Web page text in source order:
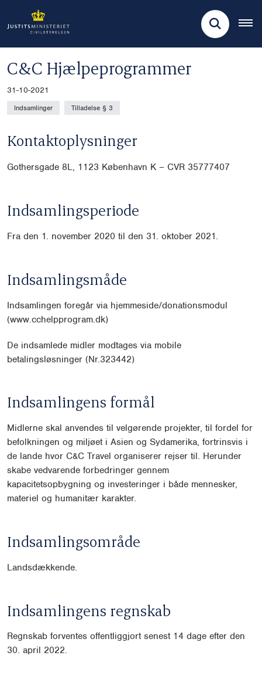
C&C Hjælpeprogrammer
31-10-2021
Indsamlinger Tilladelse § 3
Kontaktoplysninger
Gothersgade 8L, 1123 København K – CVR 35777407
Indsamlingsperiode
Fra den 1. november 2020 til den 31. oktober 2021.
Indsamlingsmåde
Indsamlingen foregår via hjemmeside/donationsmodul
(www.cchelpprogram.dk)
De indsamlede midler modtages via mobile
betalingsløsninger (Nr.323442)
Indsamlingens formål
Midlerne skal anvendes til velgørende projekter, til fordel for
befolkningen og miljøet i Asien og Sydamerika, fortrinsvis i
de lande hvor C&C Travel organiserer rejser til. Herunder
skabe vedvarende forbedringer gennem
kapacitetsopbygning og investeringer i både mennesker,
materiel og humanitær karakter.
Indsamlingsområde
Landsdækkende.
Indsamlingens regnskab
Regnskab forventes offentliggjort senest 14 dage efter den
30. april 2022.